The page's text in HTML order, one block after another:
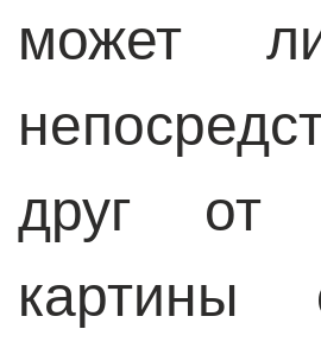
может
друг от
картины